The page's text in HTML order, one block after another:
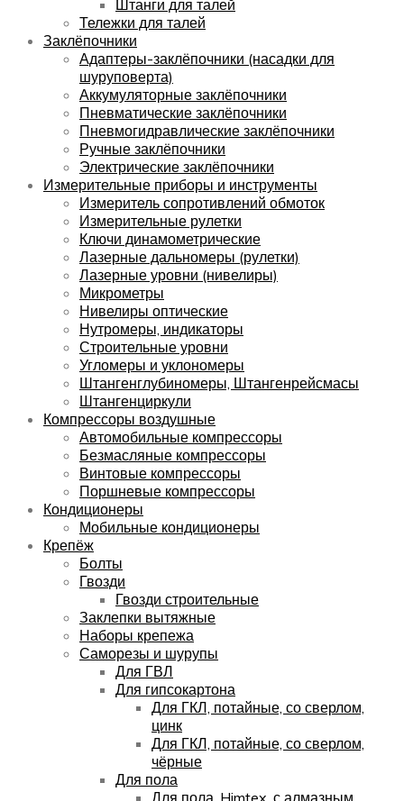
Штанги для талей
Тележки для талей
Заклёпочники
Адаптеры-заклёпочники (насадки для
шуруповерта)
Аккумуляторные заклёпочники
Пневматические заклёпочники
Пневмогидравлические заклёпочники
Ручные заклёпочники
Электрические заклёпочники
Измерительные приборы и инструменты
Измеритель сопротивлений обмоток
Измерительные рулетки
Ключи динамометрические
Лазерные дальномеры (рулетки)
Лазерные уровни (нивелиры)
Микрометры
Нивелиры оптические
Нутромеры, индикаторы
Строительные уровни
Угломеры и уклономеры
Штангенглубиномеры, Штангенрейсмасы
Штангенциркули
Компрессоры воздушные
Автомобильные компрессоры
Безмасляные компрессоры
Винтовые компрессоры
Поршневые компрессоры
Кондиционеры
Мобильные кондиционеры
Крепёж
Болты
Гвозди
Гвозди строительные
Заклепки вытяжные
Наборы крепежа
Саморезы и шурупы
Для ГВЛ
Для гипсокартона
Для ГКЛ, потайные, со сверлом,
цинк
Для ГКЛ, потайные, со сверлом,
чёрные
Для пола
Для пола, Himtex, с алмазным